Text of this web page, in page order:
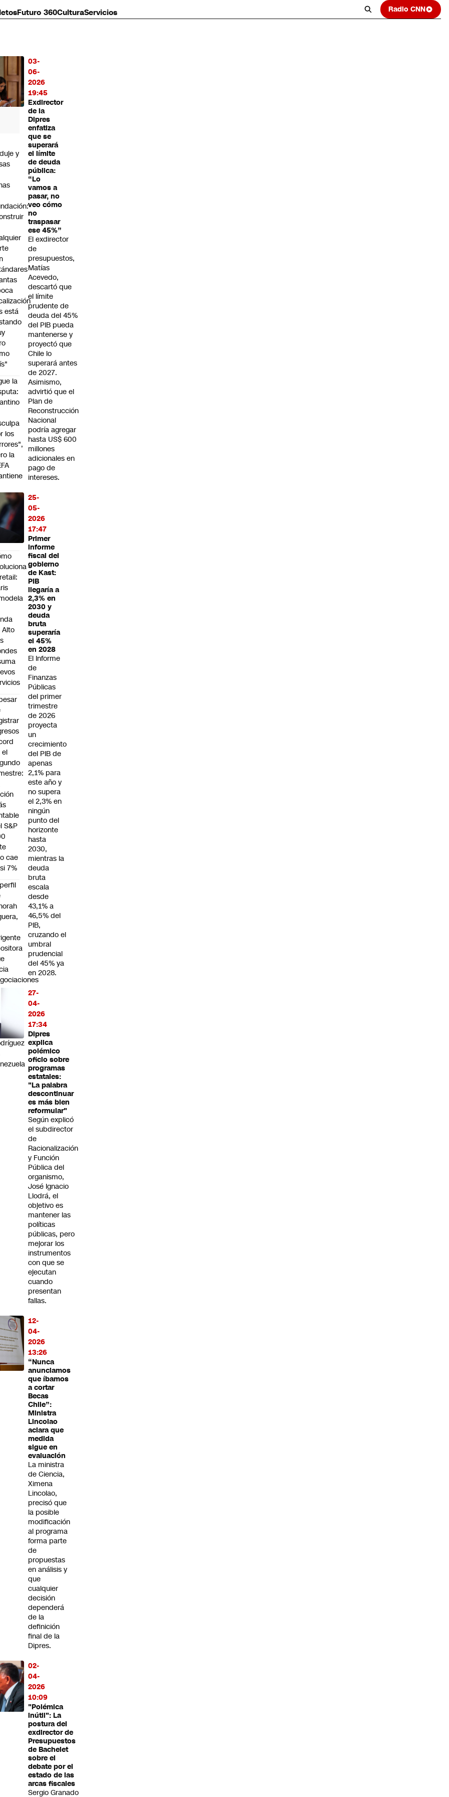
Futuro 360CulturaServicios Radio CNN
03-
06-
2026
19:45
Exdirector
de la
Dipres
enfatiza
que se
superará
el límite
de deuda
pública:
“Lo
vamos a
pasar, no
veo cómo
no
traspasar
ese 45%”
El exdirector
de
presupuestos,
Matías
Acevedo,
descartó que
el límite
prudente de
deuda del 45%
del PIB pueda
mantenerse y
proyectó que
Chile lo
superará antes
de 2027.
Asimismo,
advirtió que el
Plan de
Reconstrucción
Nacional
podría agregar
hasta US$ 600
millones
adicionales en
pago de
intereses.
25-
05-
2026
17:47
Primer
informe
fiscal del
gobierno
de Kast:
PIB
llegaría a
2,3% en
2030 y
deuda
bruta
superaría
el 45%
en 2028
El Informe
de
Finanzas
Públicas
del primer
trimestre
de 2026
proyecta
un
crecimiento
del PIB de
apenas
2,1% para
este año y
no supera
el 2,3% en
ningún
punto del
horizonte
hasta
2030,
mientras la
deuda
bruta
escala
desde
43,1% a
46,5% del
PIB,
cruzando el
umbral
prudencial
del 45% ya
en 2028.
27-
04-
2026
17:34
Dipres
explica
polémico
oficio sobre
programas
estatales:
"La palabra
descontinuar
es más bien
reformular"
Según explicó
el subdirector
de
Racionalización
y Función
Pública del
organismo,
José Ignacio
Llodrá, el
objetivo es
mantener las
políticas
públicas, pero
mejorar los
instrumentos
con que se
ejecutan
cuando
presentan
fallas.
12-
04-
2026
13:26
“Nunca
anunciamos
que íbamos
a cortar
Becas
Chile”:
Ministra
Lincolao
aclara que
medida
sigue en
evaluación
La ministra
de Ciencia,
Ximena
Lincolao,
precisó que
la posible
modificación
al programa
forma parte
de
propuestas
en análisis y
que
cualquier
decisión
dependerá
de la
definición
final de la
Dipres.
02-
04-
2026
10:09
"Polémica
inútil": La
postura del
exdirector de
Presupuestos
de Bachelet
sobre el
debate por el
estado de las
arcas fiscales
Sergio Granado
y
está
la
los
la
a
la
Alto
el
S&P
cae
7%